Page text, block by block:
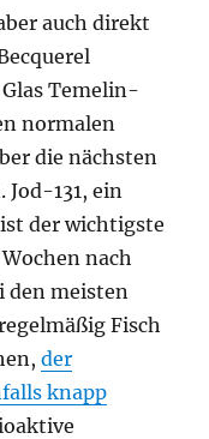
auch direkt
Temelin-
normalen
die nächsten
Jod-131, ein
der wichtigste
nach
den meisten
Fisch
der
knapp